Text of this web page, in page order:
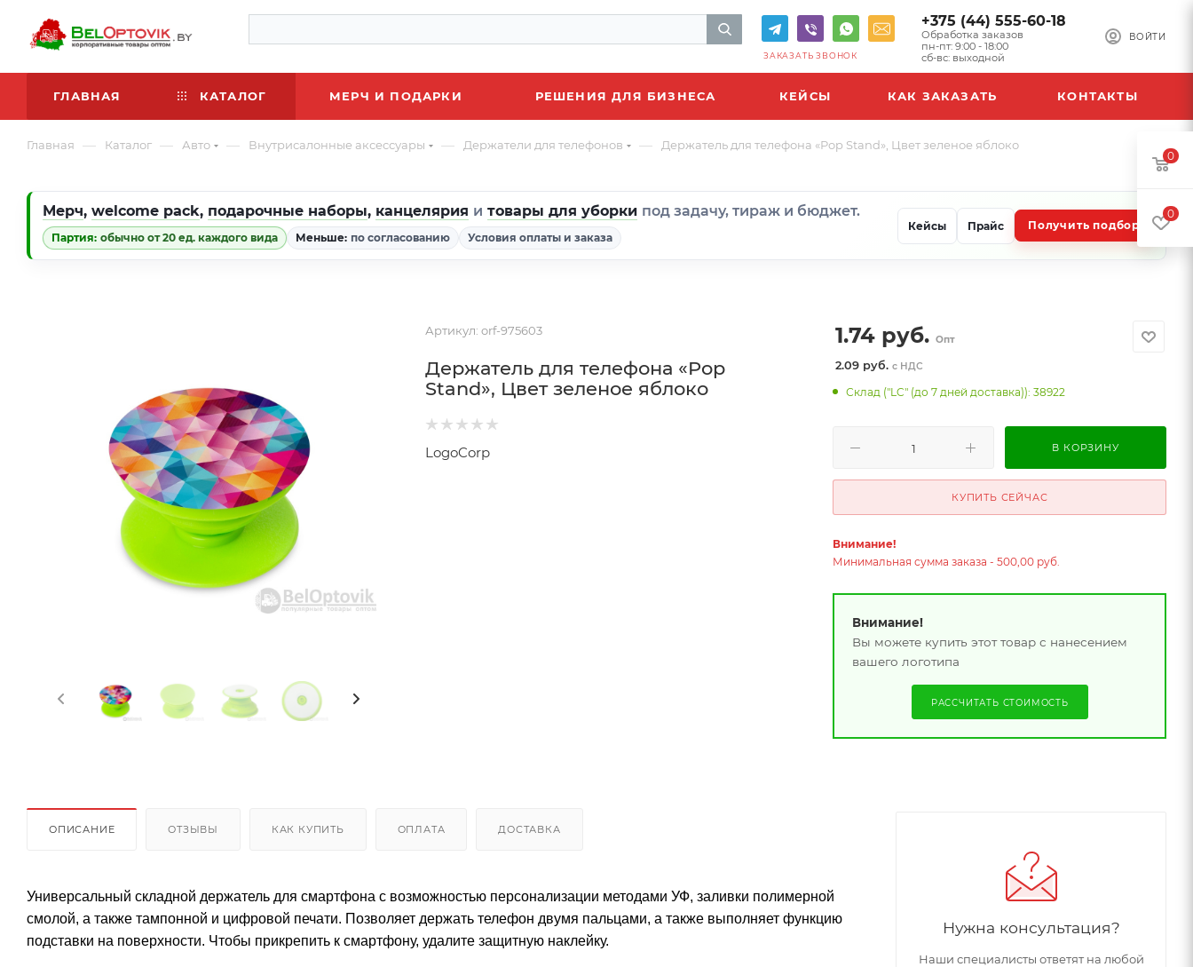
ВОЙТИ
+375 (44) 555-60-18
Обработка заказов
пн-пт: 9:00 - 18:00
сб-вс: выходной
ЗАКАЗАТЬ ЗВОНОК
ГЛАВНАЯ КАТАЛОГ МЕРЧ И ПОДАРКИ РЕШЕНИЯ ДЛЯ БИЗНЕСА КЕЙСЫ КАК ЗАКАЗАТЬ КОНТАКТЫ
Главная — Каталог — Авто — Внутрисалонные аксессуары — Держатели для телефонов — Держатель для телефона «Pop Stand», Цвет зеленое яблоко
Мерч, welcome pack, подарочные наборы, канцелярия и товары для уборки под задачу, тираж и бюджет.
Партия: обычно от 20 ед. каждого вида Меньше: по согласованию Условия оплаты и заказа
Кейсы Прайс Получить подбор
Артикул: orf-975603
Держатель для телефона «Pop
Stand», Цвет зеленое яблоко
LogoCorp
1.74 руб. Опт
2.09 руб.с НДС
Склад ("LC" (до 7 дней доставка)): 38922
В КОРЗИНУ
КУПИТЬ СЕЙЧАС
Внимание!
Минимальная сумма заказа - 500,00 руб.
Внимание!
Вы можете купить этот товар с нанесением
вашего логотипа
РАССЧИТАТЬ СТОИМОСТЬ
ОПИСАНИЕ ОТЗЫВЫ КАК КУПИТЬ ОПЛАТА ДОСТАВКА
Универсальный складной держатель для смартфона с возможностью персонализации методами УФ, заливки полимерной
смолой, а также тампонной и цифровой печати. Позволяет держать телефон двумя пальцами, а также выполняет функцию
подставки на поверхности. Чтобы прикрепить к смартфону, удалите защитную наклейку.
Нужна консультация?
Наши специалисты ответят на любой
0
0